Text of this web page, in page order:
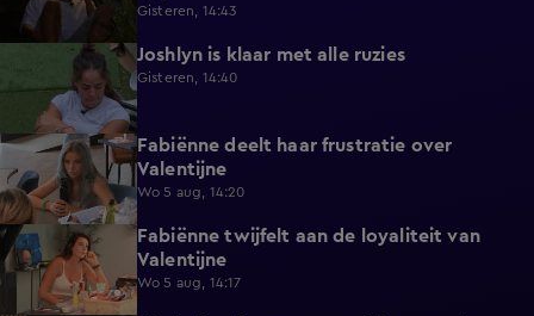
Gisteren, 14:43
Joshlyn is klaar met alle ruzies
Gisteren, 14:40
0:29
Fabiënne deelt haar frustratie over
Valentijne
Wo 5 aug, 14:20
0:58
Fabiënne twijfelt aan de loyaliteit van
Valentijne
Wo 5 aug, 14:17